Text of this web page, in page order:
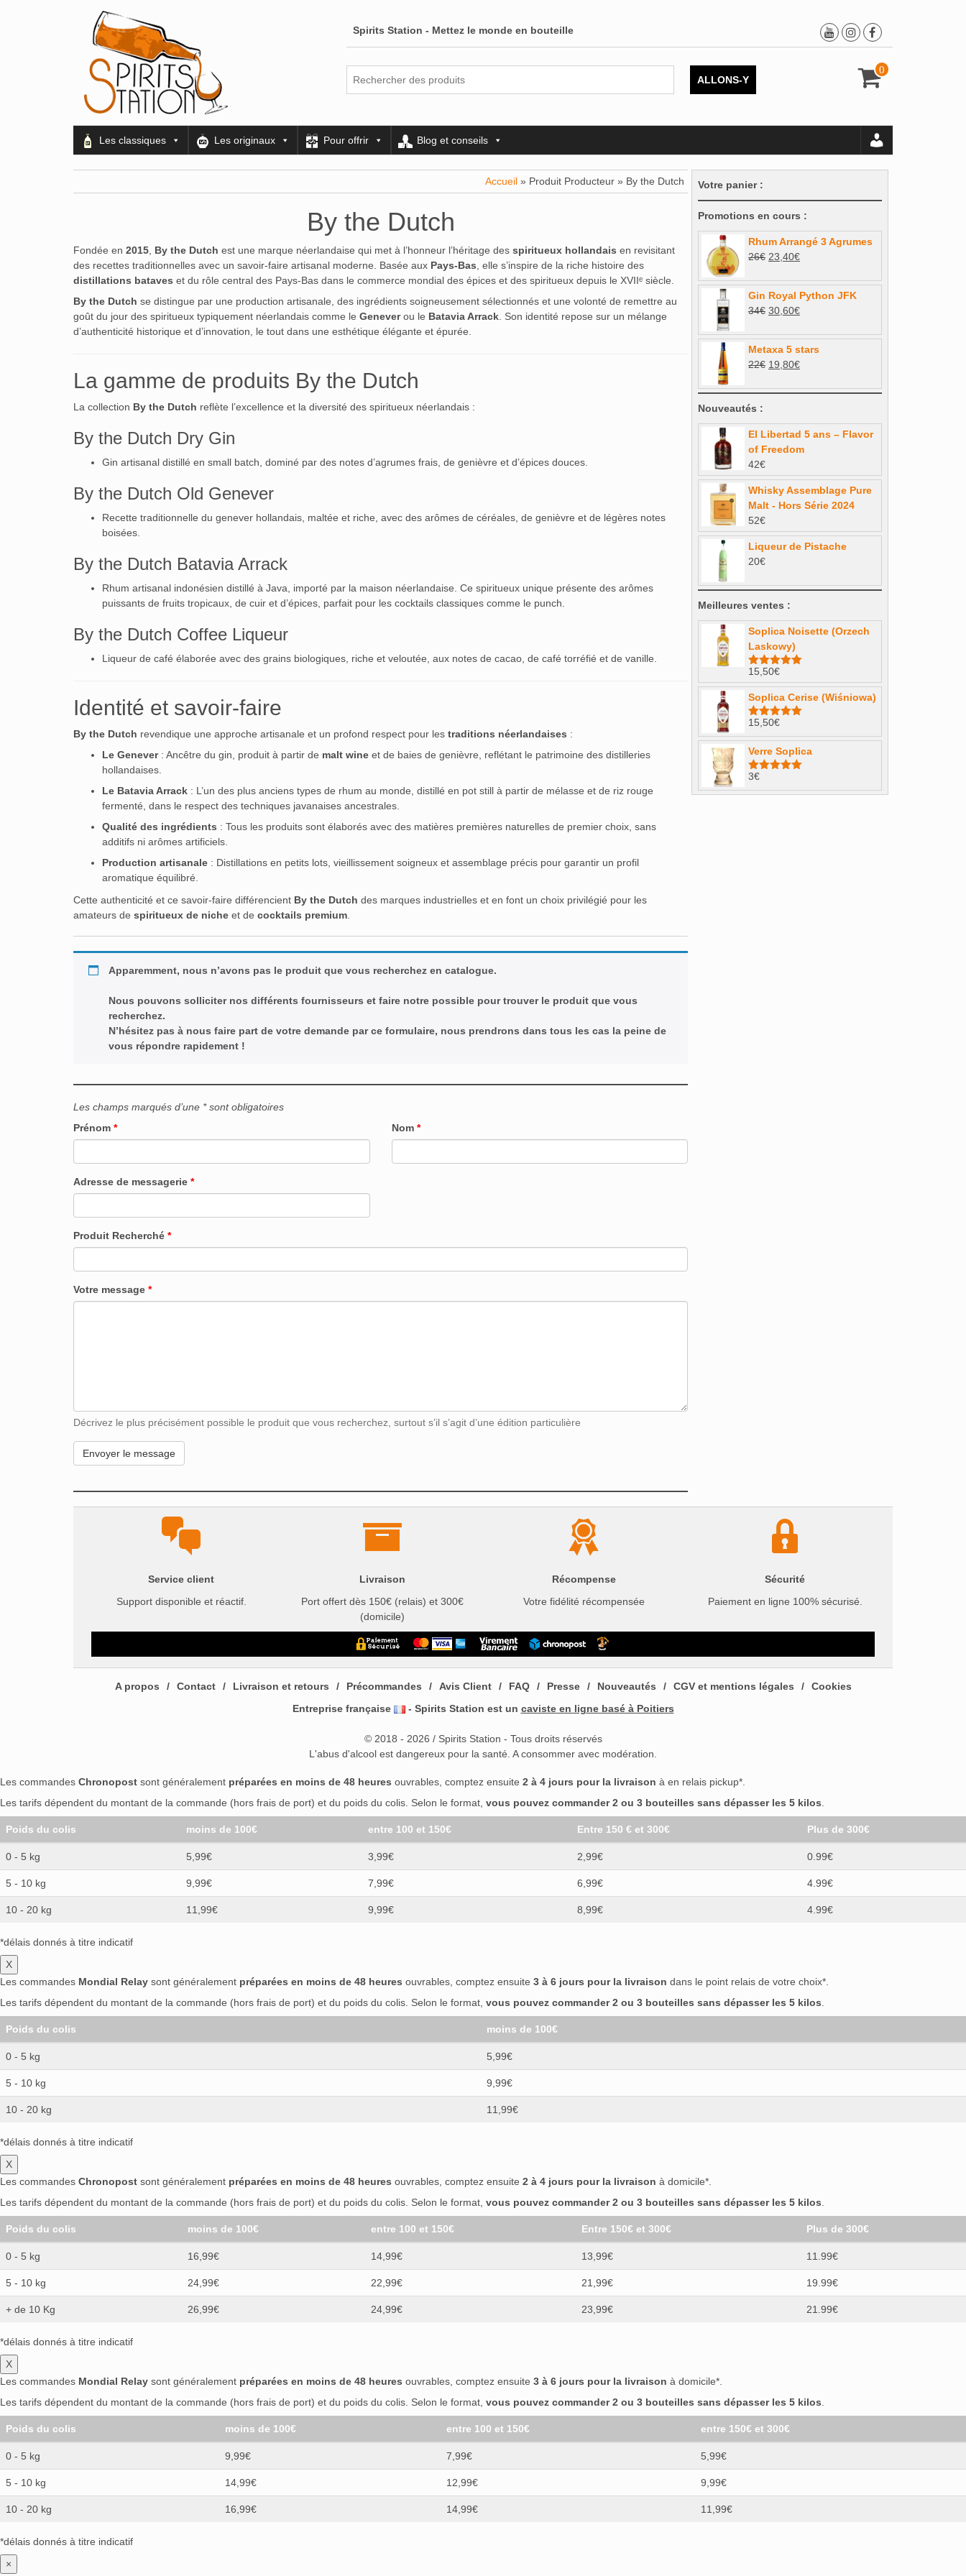
Spirits Station - Mettez le monde en bouteille
0
ALLONS-Y
Les classiques Les originaux Pour offrir Blog et conseils
Accueil » Produit Producteur » By the Dutch
By the Dutch
Fondée en 2015 By the Dutch est une marque néerlandaise qui met à l’honneur l’héritage des spiritueux hollandais en revisitant
des recettes traditionnelles avec un savoir-faire artisanal moderne. Basée aux Pays-Bas , elle s’inspire de la riche histoire des
distillations bataves et du rôle central des Pays-Bas dans le commerce mondial des épices et des spiritueux depuis le XVIIᵉ siècle.
By the Dutch se distingue par une production artisanale, des ingrédients soigneusement sélectionnés et une volonté de remettre au
goût du jour des spiritueux typiquement néerlandais comme le Geneverou le Batavia Arrack . Son identité repose sur un mélange
d’authenticité historique et d’innovation, le tout dans une esthétique élégante et épurée.
La gamme de produits By the Dutch
La collection By the Dutch reflète l’excellence et la diversité des spiritueux néerlandais :
By the Dutch Dry Gin
Gin artisanal distillé en small batch, dominé par des notes d’agrumes frais, de genièvre et d’épices douces.
By the Dutch Old Genever
Recette traditionnelle du genever hollandais, maltée et riche, avec des arômes de céréales, de genièvre et de légères notes
boisées.
By the Dutch Batavia Arrack
Rhum artisanal indonésien distillé à Java, importé par la maison néerlandaise. Ce spiritueux unique présente des arômes
puissants de fruits tropicaux, de cuir et d’épices, parfait pour les cocktails classiques comme le punch.
By the Dutch Coffee Liqueur
Liqueur de café élaborée avec des grains biologiques, riche et veloutée, aux notes de cacao, de café torréfié et de vanille.
Identité et savoir-faire
By the Dutch revendique une approche artisanale et un profond respect pour les traditions néerlandaises :
Le Genever: Ancêtre du gin, produit à partir de malt wine et de baies de genièvre, reflétant le patrimoine des distilleries
hollandaises.
Le Batavia Arrack : L’un des plus anciens types de rhum au monde, distillé en pot still à partir de mélasse et de riz rouge
fermenté, dans le respect des techniques javanaises ancestrales.
Qualité des ingrédients : Tous les produits sont élaborés avec des matières premières naturelles de premier choix, sans
additifs ni arômes artificiels.
Production artisanale : Distillations en petits lots, vieillissement soigneux et assemblage précis pour garantir un profil
aromatique équilibré.
Cette authenticité et ce savoir-faire différencient By the Dutch des marques industrielles et en font un choix privilégié pour les
amateurs de spiritueux de niche et de cocktails premium
Apparemment, nous n’avons pas le produit que vous recherchez en catalogue.
Nous pouvons solliciter nos différents fournisseurs et faire notre possible pour trouver le produit que vous
recherchez.
N’hésitez pas à nous faire part de votre demande par ce formulaire, nous prendrons dans tous les cas la peine de
vous répondre rapidement !
Les champs marqués d’une * sont obligatoires
Prénom * Nom *
Adresse de messagerie *
Produit Recherché *
Votre message *
Décrivez le plus précisément possible le produit que vous recherchez, surtout s’il s’agit d’une édition particulière
Votre panier :
Promotions en cours :
Rhum Arrangé 3 Agrumes
26€ Le
initial
était :
26€.
23,40€Le
actuel
est :
23,40€.
Gin Royal Python JFK
34€ Le
initial
était :
34€.
30,60€Le
actuel
est :
30,60€.
Metaxa 5 stars
22€ Le
initial
22€.
19,80€Le
actuel
19,80€.
Nouveautés :
El Libertad 5 ans – Flavor
of Freedom
42€
Whisky Assemblage Pure
Malt - Hors Série 2024
52€
Liqueur de Pistache
20€
Meilleures ventes :
Soplica Noisette (Orzech
Laskowy)
Note4.98
sur 5
15,50€
Soplica Cerise (Wiśniowa)
Note5.00
sur 5
15,50€
Verre Soplica
Note
sur 5
3€
Service client
Support disponible et réactif.
Livraison
Port offert dès 150€ (relais) et 300€
(domicile)
Récompense
Votre fidélité récompensée
Sécurité
Paiement en ligne 100% sécurisé.
A propos Contact Livraison et retours Précommandes Avis Client FAQ Presse Nouveautés CGV et mentions légales
Cookies
Entreprise française
- Spirits Station est un caviste en ligne basé à Poitiers
© 2018 - 2026 / Spirits Station - Tous droits réservés
L'abus d'alcool est dangereux pour la santé. A consommer avec modération.
Les commandes Chronopost sont généralement préparées en moins de 48 heures ouvrables, comptez ensuite 2 à 4 jours pour la livraison à en relais pickup*.
Les tarifs dépendent du montant de la commande (hors frais de port) et du poids du colis. Selon le format, vous pouvez commander 2 ou 3 bouteilles sans dépasser les 5 kilos
Poids du colis moins de 100€ entre 100 et 150€ Entre 150 € et 300€ Plus de 300€
0 - 5 kg 5,99€ 3,99€ 2,99€ 0.99€
5 - 10 kg 9,99€ 7,99€ 6,99€ 4.99€
10 - 20 kg 11,99€ 9,99€ 8,99€ 4.99€
*délais donnés à titre indicatif
X
Les commandes Mondial Relay sont généralement préparées en moins de 48 heures ouvrables, comptez ensuite 3 à 6 jours pour la livraison dans le point relais de votre choix*.
Les tarifs dépendent du montant de la commande (hors frais de port) et du poids du colis. Selon le format, vous pouvez commander 2 ou 3 bouteilles sans dépasser les 5 kilos
Poids du colis moins de 100€
0 - 5 kg 5,99€
5 - 10 kg 9,99€
10 - 20 kg 11,99€
*délais donnés à titre indicatif
X
Les commandes Chronopost sont généralement préparées en moins de 48 heures ouvrables, comptez ensuite 2 à 4 jours pour la livraison à domicile*.
Les tarifs dépendent du montant de la commande (hors frais de port) et du poids du colis. Selon le format, vous pouvez commander 2 ou 3 bouteilles sans dépasser les 5 kilos
Poids du colis moins de 100€ entre 100 et 150€ Entre 150€ et 300€ Plus de 300€
0 - 5 kg 16,99€ 14,99€ 13,99€ 11.99€
5 - 10 kg 24,99€ 22,99€ 21,99€ 19.99€
+ de 10 Kg 26,99€ 24,99€ 23,99€ 21.99€
*délais donnés à titre indicatif
X
Les commandes Mondial Relay sont généralement préparées en moins de 48 heures ouvrables, comptez ensuite 3 à 6 jours pour la livraison à domicile*.
Les tarifs dépendent du montant de la commande (hors frais de port) et du poids du colis. Selon le format, vous pouvez commander 2 ou 3 bouteilles sans dépasser les 5 kilos
Poids du colis moins de 100€ entre 100 et 150€ entre 150€ et 300€
0 - 5 kg 9,99€ 7,99€ 5,99€
5 - 10 kg 14,99€ 12,99€ 9,99€
10 - 20 kg 16,99€ 14,99€ 11,99€
*délais donnés à titre indicatif
×